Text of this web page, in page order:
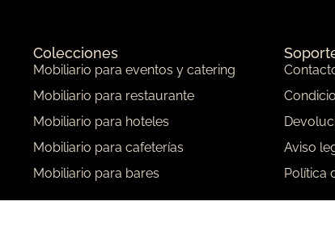
Colecciones
Mobiliario para eventos y catering
Mobiliario para restaurante
Mobiliario para hoteles
Mobiliario para cafeterías
Mobiliario para bares
Aviso
Política